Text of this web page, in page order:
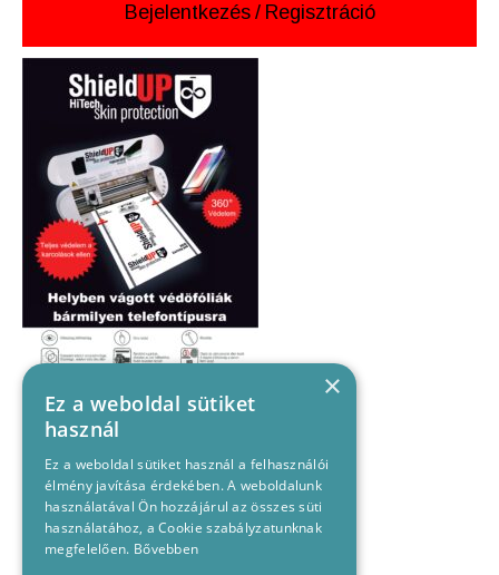
Bejelentkezés / Regisztráció
×
Ez a weboldal sütiket
használ
Ez a weboldal sütiket használ a felhasználói
élmény javítása érdekében. A weboldalunk
használatával Ön hozzájárul az összes süti
használatához, a Cookie szabályzatunknak
megfelelően. Bővebben